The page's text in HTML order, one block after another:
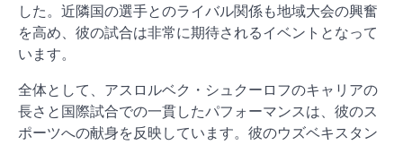
した。近隣国の選手とのライバル関係も地域大会の興奮
を高め、彼の試合は非常に期待されるイベントとなって
います。
全体として、アスロルベク・シュクーロフのキャリアの
長さと国際試合での一貫したパフォーマンスは、彼のス
ポーツへの献身を反映しています。彼のウズベキスタン